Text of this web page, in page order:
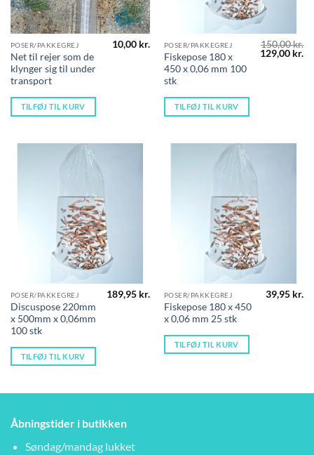
POSER/PAKKEGREJ
Net til rejer som de
klynger sig til under
transport
10,00 kr.
TILFØJ TIL KURV
POSER/PAKKEGREJ
Fiskepose 180 x
450 x 0,06 mm 100
stk
150,00kr.
Den
oprindelige
129,00 kr.
TILFØJ TIL KURV
POSER/PAKKEGREJ
Discuspose 220mm
x 500mm x 0,06mm
100 stk
189,95 kr.
TILFØJ TIL KURV
POSER/PAKKEGREJ
Fiskepose 180 x 450
x 0,06 mm 25 stk
39,95 kr.
TILFØJ TIL KURV
Åbningstider i butikken
Søndag/mandag lukket